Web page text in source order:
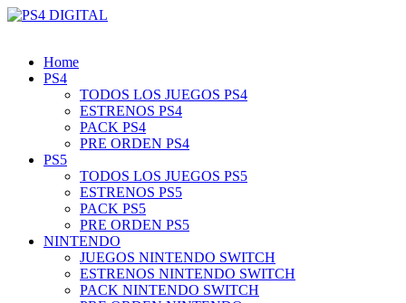
Home
PS4
TODOS LOS JUEGOS PS4
ESTRENOS PS4
PACK PS4
PRE ORDEN PS4
PS5
TODOS LOS JUEGOS PS5
ESTRENOS PS5
PACK PS5
PRE ORDEN PS5
NINTENDO
JUEGOS NINTENDO SWITCH
ESTRENOS NINTENDO SWITCH
PACK NINTENDO SWITCH